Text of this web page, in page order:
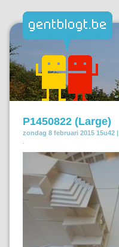
P1450822 (Large)
zondag 8 februari 2015 15u42 |